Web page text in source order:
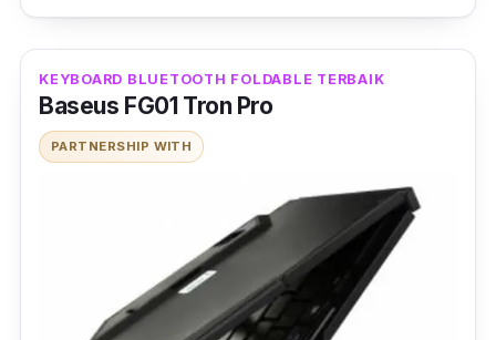
Ekstra:Taip Dengan Lebih Cekap
Menggunakan 9 Keyboard Mekanikal Ini
KEYBOARD BLUETOOTH FOLDABLE TERBAIK
Baseus FG01 Tron Pro
PARTNERSHIP WITH